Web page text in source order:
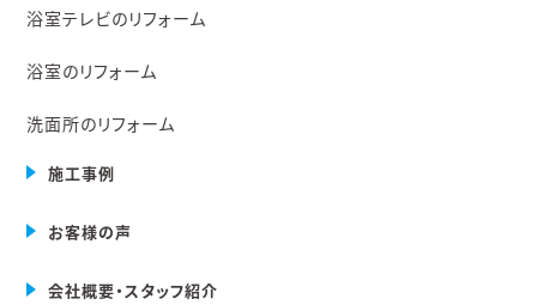
浴室テレビのリフォーム
浴室のリフォーム
洗面所のリフォーム
施工事例
お客様の声
会社概要・スタッフ紹介